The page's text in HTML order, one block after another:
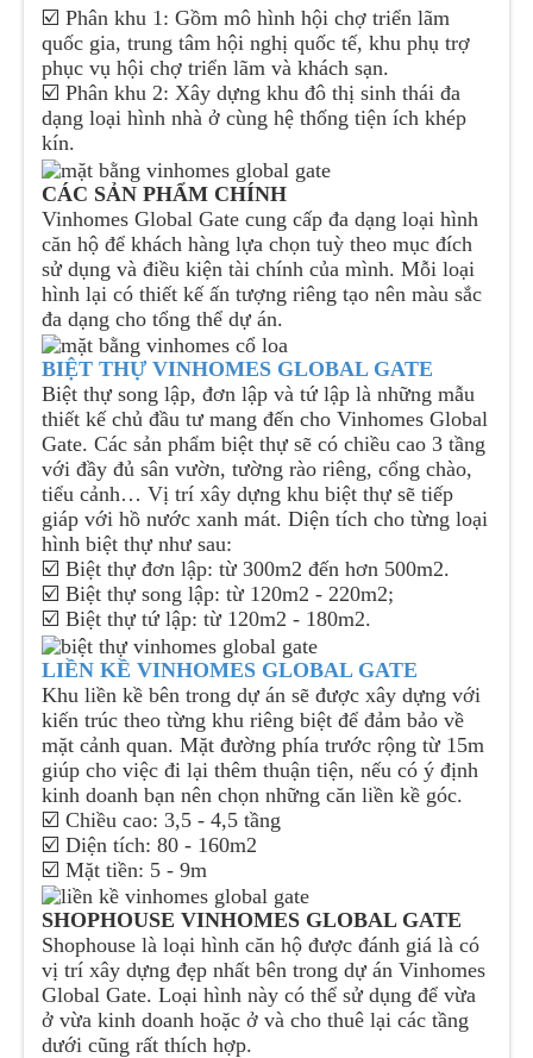
☑️ Phân khu 1: Gồm mô hình hội chợ triển lãm
quốc gia, trung tâm hội nghị quốc tế, khu phụ trợ
phục vụ hội chợ triển lãm và khách sạn.
☑️ Phân khu 2: Xây dựng khu đô thị sinh thái đa
dạng loại hình nhà ở cùng hệ thống tiện ích khép
kín.
CÁC SẢN PHẨM CHÍNH
Vinhomes Global Gate cung cấp đa dạng loại hình
căn hộ để khách hàng lựa chọn tuỳ theo mục đích
sử dụng và điều kiện tài chính của mình. Mỗi loại
hình lại có thiết kế ấn tượng riêng tạo nên màu sắc
đa dạng cho tổng thể dự án.
BIỆT THỰ VINHOMES GLOBAL GATE
Biệt thự song lập, đơn lập và tứ lập là những mẫu
thiết kế chủ đầu tư mang đến cho Vinhomes Global
Gate. Các sản phẩm biệt thự sẽ có chiều cao 3 tầng
với đầy đủ sân vườn, tường rào riêng, cổng chào,
tiểu cảnh… Vị trí xây dựng khu biệt thự sẽ tiếp
giáp với hồ nước xanh mát. Diện tích cho từng loại
hình biệt thự như sau:
☑️ Biệt thự đơn lập: từ 300m2 đến hơn 500m2.
☑️ Biệt thự song lập: từ 120m2 - 220m2;
☑️ Biệt thự tứ lập: từ 120m2 - 180m2.
LIỀN KỀ VINHOMES GLOBAL GATE
Khu liền kề bên trong dự án sẽ được xây dựng với
kiến trúc theo từng khu riêng biệt để đảm bảo về
mặt cảnh quan. Mặt đường phía trước rộng từ 15m
giúp cho việc đi lại thêm thuận tiện, nếu có ý định
kinh doanh bạn nên chọn những căn liền kề góc.
☑️ Chiều cao: 3,5 - 4,5 tầng
☑️ Diện tích: 80 - 160m2
☑️ Mặt tiền: 5 - 9m
SHOPHOUSE VINHOMES GLOBAL GATE
Shophouse là loại hình căn hộ được đánh giá là có
vị trí xây dựng đẹp nhất bên trong dự án Vinhomes
Global Gate. Loại hình này có thể sử dụng để vừa
ở vừa kinh doanh hoặc ở và cho thuê lại các tầng
dưới cũng rất thích hợp.